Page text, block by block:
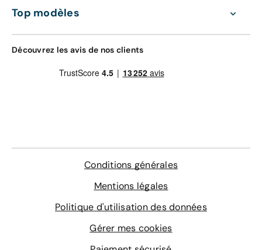
Top modèles
Découvrez les avis de nos clients
Conditions générales
Mentions légales
Politique d'utilisation des données
Gérer mes cookies